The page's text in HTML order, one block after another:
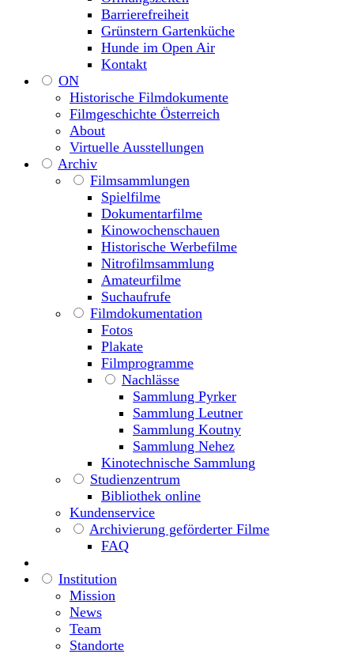
Barrierefreiheit
Grünstern Gartenküche
Hunde im Open Air
Kontakt
ON
Historische Filmdokumente
Filmgeschichte Österreich
About
Virtuelle Ausstellungen
Archiv
Filmsammlungen
Spielfilme
Dokumentarfilme
Kinowochenschauen
Historische Werbefilme
Nitrofilmsammlung
Amateurfilme
Suchaufrufe
Filmdokumentation
Fotos
Plakate
Filmprogramme
Nachlässe
Sammlung Pyrker
Sammlung Leutner
Sammlung Koutny
Sammlung Nehez
Kinotechnische Sammlung
Studienzentrum
Bibliothek online
Kundenservice
Archivierung geförderter Filme
FAQ
Institution
Mission
News
Team
Standorte